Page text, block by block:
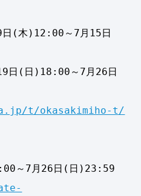
日(木)12:00～7月15日
日(日)18:00～7月26日
t/okasakimiho-t/
～7月26日(日)23:59